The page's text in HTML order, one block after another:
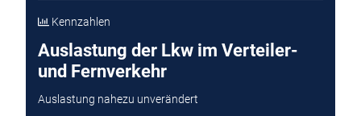
Kennzahlen
Auslastung der Lkw im Verteiler-
und Fernverkehr
Auslastung nahezu unverändert